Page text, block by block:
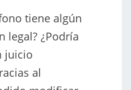
tiene algún
legal? ¿Podría
juicio
al